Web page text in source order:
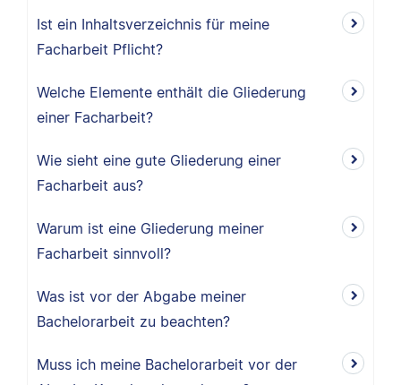
Ist ein Inhaltsverzeichnis für meine
Facharbeit Pflicht?
Welche Elemente enthält die Gliederung
einer Facharbeit?
Wie sieht eine gute Gliederung einer
Facharbeit aus?
Warum ist eine Gliederung meiner
Facharbeit sinnvoll?
Was ist vor der Abgabe meiner
Bachelorarbeit zu beachten?
Muss ich meine Bachelorarbeit vor der